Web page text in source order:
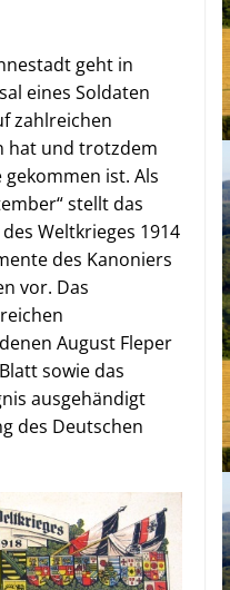
geht in
eines Soldaten
zahlreichen
hat und trotzdem
ist. Als
stellt das
Weltkrieges 1914
des Kanoniers
vor. Das
August Fleper
sowie das
ausgehändigt
des Deutschen